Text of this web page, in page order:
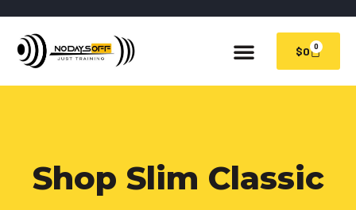
$0 0
Shop Slim Classic